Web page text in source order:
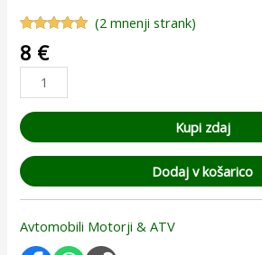
5.00od 5
na podlagi
ocene
(2 mnenji strank)
8 €
Kupi zdaj
Dodaj v košarico
Avtomobili Motorji & ATV